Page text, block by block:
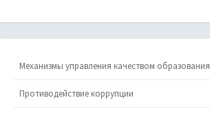
Механизмы управления качеством образования
Противодействие коррупции